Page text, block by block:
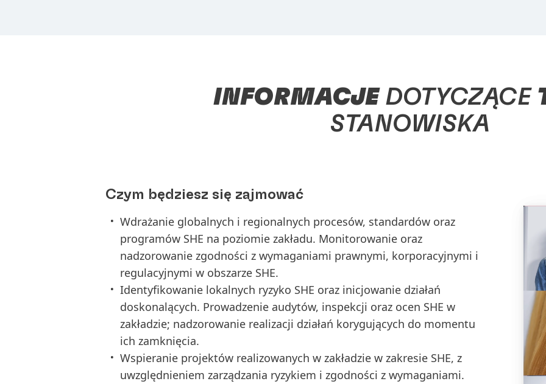
INFORMACJE DOTYCZĄCE
STANOWISKA
Czym będziesz się zajmować
Wdrażanie globalnych i regionalnych procesów, standardów oraz
programów SHE na poziomie zakładu. Monitorowanie oraz
nadzorowanie zgodności z wymaganiami prawnymi, korporacyjnymi i
regulacyjnymi w obszarze SHE.
Identyfikowanie lokalnych ryzyko SHE oraz inicjowanie działań
doskonalących. Prowadzenie audytów, inspekcji oraz ocen SHE w
zakładzie; nadzorowanie realizacji działań korygujących do momentu
ich zamknięcia.
Wspieranie projektów realizowanych w zakładzie w zakresie SHE, z
uwzględnieniem zarządzania ryzykiem i zgodności z wymaganiami.